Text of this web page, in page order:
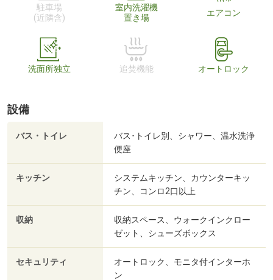
駐車場
(近隣含)
室内洗濯機
置き場
エアコン
洗面所独立 追焚機能 オートロック
設備
バス・トイレ
バス･トイレ別、シャワー、温水洗浄
便座
キッチン
システムキッチン、カウンターキッ
チン、コンロ2口以上
収納
収納スペース、ウォークインクロー
ゼット、シューズボックス
セキュリティ
オートロック、モニタ付インターホ
ン